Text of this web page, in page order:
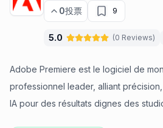
0投票 9
5.0 (0 Reviews)
Adobe Premiere est le logiciel de
professionnel leader, alliant
IA pour des résultats dignes des